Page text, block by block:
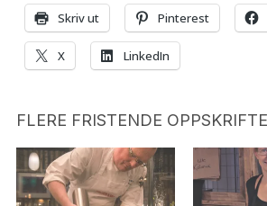
Skriv ut Pinterest
X LinkedIn
FLERE FRISTENDE